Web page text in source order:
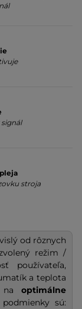
stroja
od rôznych
režim /
používateľa,
a teplota
na optimálne
sú: